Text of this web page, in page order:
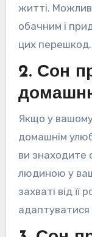
житті.
обачним і
цих перешкод.
2. Сон
Якщо у
домашнім
ви знаходите
людиною у
захваті від її
адаптуватися